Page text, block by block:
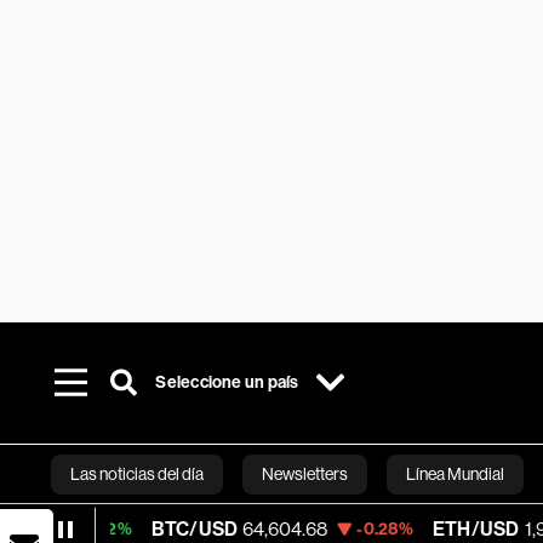
Seleccione un país
Las noticias del día Newsletters Línea Mundial
Bloomberg
BTC/USD 64,604.68 -0.28% ETH/USD 1,906.455